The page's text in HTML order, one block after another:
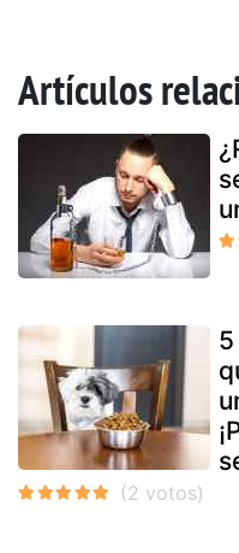
Artículos